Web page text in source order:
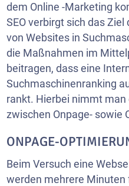
dem Online -Marketing
SEO verbirgt sich das
von Websites in
die Maßnahmen im
beitragen, dass eine
Suchmaschinenranking
rankt. Hierbei nimmt
zwischen Onpage- sowie
ONPAGE-
Beim Versuch eine
werden mehrere Minuten